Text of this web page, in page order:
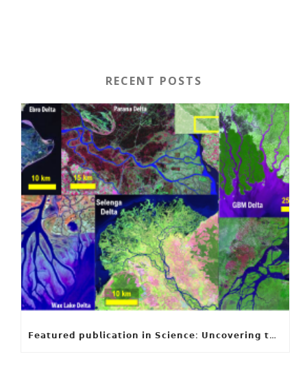
RECENT POSTS
𝗙𝗲𝗮𝘁𝘂𝗿𝗲𝗱 𝗽𝘂𝗯𝗹𝗶𝗰𝗮𝘁𝗶𝗼𝗻 𝗶𝗻 𝗦𝗰𝗶𝗲𝗻𝗰𝗲: 𝗨𝗻𝗰𝗼𝘃𝗲𝗿𝗶𝗻𝗴 𝘁𝗵𝗲 𝗵𝗶𝗱𝗱𝗲𝗻 𝗿𝘂𝗹𝗲𝘀 𝗯𝗲𝗵𝗶𝗻𝗱 𝗿𝗶𝘃𝗲𝗿 𝗱𝗲𝗹𝘁𝗮 𝗴𝗲𝗼𝗺𝗲𝘁𝗿𝘆 𝗮𝗻𝗱 𝗴𝗿𝗼𝘄𝘁𝗵